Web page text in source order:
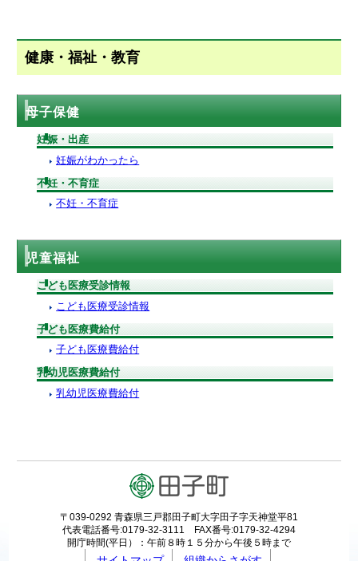
健康・福祉・教育
母子保健
妊娠・出産
妊娠がわかったら
不妊・不育症
不妊・不育症
児童福祉
こども医療受診情報
こども医療受診情報
子ども医療費給付
子ども医療費給付
乳幼児医療費給付
乳幼児医療費給付
〒039-0292 青森県三戸郡田子町大字田子字天神堂平81
代表電話番号:0179-32-3111 FAX番号:0179-32-4294
開庁時間(平日）：午前８時１５分から午後５時まで